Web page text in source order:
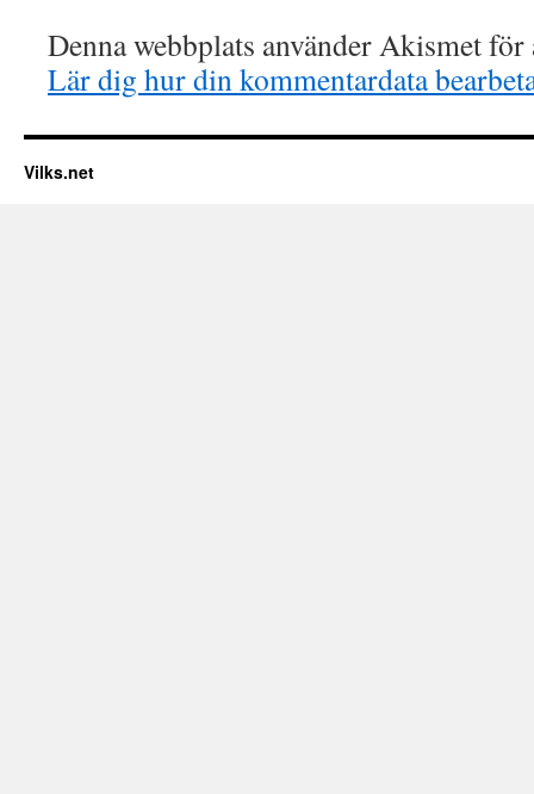
Denna webbplats använder Akismet
Lär dig hur din kommentardata
Vilks.net